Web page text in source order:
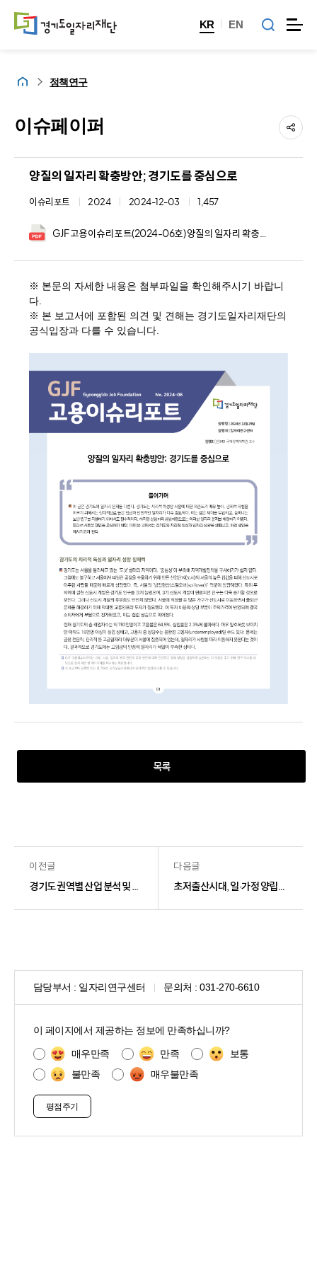
KR EN
홈 정책연구
이슈페이퍼
양질의 일자리 확충방안; 경기도를 중심으로
이슈리포트 2024 2024-12-03 1,457
※ 본문의 자세한 내용은 첨부파일을 확인해주시기 바랍니
다.
※ 본 보고서에 포함된 의견 및 견해는 경기도일자리재단의
공식입장과 다를 수 있습니다.
목록
이전글
경기도 권역별 산업 분석 및 주요 산업전략
다음글
초저출산시대, 일·가정 양립의 현실 진단과 유연한 근로문화 확산을 위한 제언
담당부서 : 일자리연구센터 문의처 : 031-270-6610
이 페이지에서 제공하는 정보에 만족하십니까?
매우만족 만족
보통
불만족
매우불만족